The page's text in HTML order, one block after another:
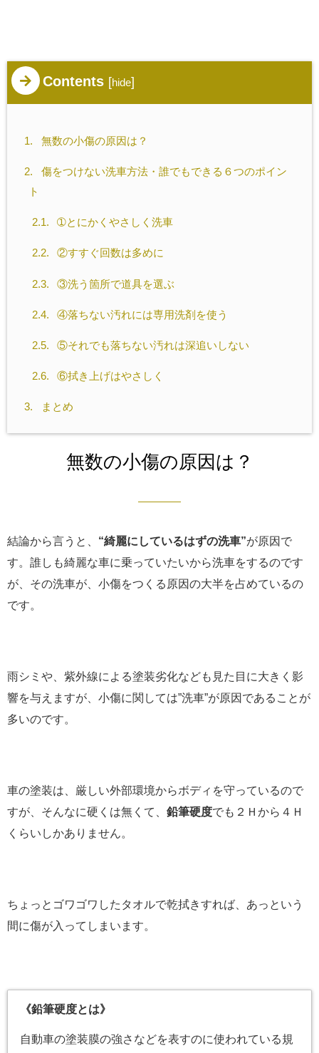
Contents [hide]
1. 無数の小傷の原因は？
2.
傷をつけない洗車方法・誰でもできる６つのポイン
ト
2.1. ➀とにかくやさしく洗車
2.2. ②すすぐ回数は多めに
2.3. ③洗う箇所で道具を選ぶ
2.4. ④落ちない汚れには専用洗剤を使う
2.5. ⑤それでも落ちない汚れは深追いしない
2.6. ⑥拭き上げはやさしく
3. まとめ
無数の小傷の原因は？
結論から言うと、 “綺麗にしているはずの洗車”が原因で
す。誰しも綺麗な車に乗っていたいから洗車をするのです
が、その洗車が、小傷をつくる原因の大半を占めているの
です。
雨シミや、紫外線による塗装劣化なども見た目に大きく影
響を与えますが、小傷に関しては”洗車”が原因であることが
多いのです。
車の塗装は、厳しい外部環境からボディを守っているので
すが、そんなに硬くは無くて、 鉛筆硬度でも２Ｈから４Ｈ
くらいしかありません。
ちょっとゴワゴワしたタオルで乾拭きすれば、あっという
間に傷が入ってしまいます。
《鉛筆硬度とは》
自動車の塗装膜の強さなどを表すのに使われている規